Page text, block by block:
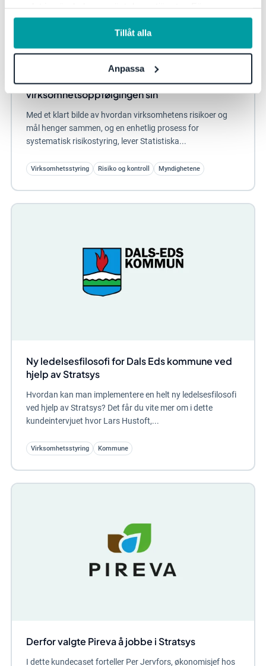
information, se vårintegritetspolicy.
Tillåt alla
Anpassa
Slik forbedret Statistiska centralbyrån
virksomhetsoppfølgingen sin
Med et klart bilde av hvordan virksomhetens risikoer og
mål henger sammen, og en enhetlig prosess for
systematisk risikostyring, lever Statistiska...
Virksomhetsstyring Risiko og kontroll Myndighetene
Ny ledelsesfilosofi for Dals Eds kommune ved
hjelp av Stratsys
Hvordan kan man implementere en helt ny ledelsesfilosofi
ved hjelp av Stratsys? Det får du vite mer om i dette
kundeintervjuet hvor Lars Hustoft,...
Virksomhetsstyring Kommune
Derfor valgte Pireva å jobbe i Stratsys
I dette kundecaset forteller Per Jervfors, økonomisjef hos